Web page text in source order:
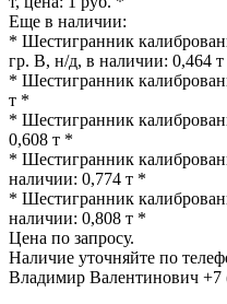
Еще в наличии:
* Шестигранник
гр. В, н/д, в наличии: 0,464
* Шестигранник
т *
* Шестигранник
0,608 т *
* Шестигранник
наличии: 0,774 т *
* Шестигранник
наличии: 0,808 т *
Цена по запросу.
Наличие уточняйте по
Владимир Валентинович +7